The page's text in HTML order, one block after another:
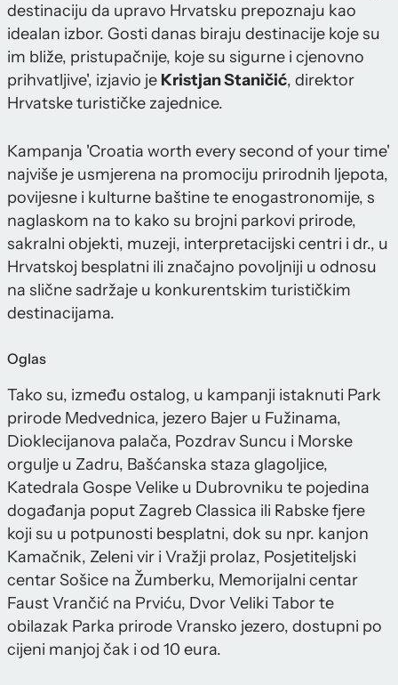
destinaciju da upravo Hrvatsku prepoznaju kao
idealan izbor. Gosti danas biraju destinacije koje su
im bliže, pristupačnije, koje su sigurne i cjenovno
prihvatljive', izjavio je Kristjan Staničić, direktor
Hrvatske turističke zajednice.
Kampanja 'Croatia worth every second of your time'
najviše je usmjerena na promociju prirodnih ljepota,
povijesne i kulturne baštine te enogastronomije, s
naglaskom na to kako su brojni parkovi prirode,
sakralni objekti, muzeji, interpretacijski centri i dr., u
Hrvatskoj besplatni ili značajno povoljniji u odnosu
na slične sadržaje u konkurentskim turističkim
destinacijama.
Oglas
Tako su, između ostalog, u kampanji istaknuti Park
prirode Medvednica, jezero Bajer u Fužinama,
Dioklecijanova palača, Pozdrav Suncu i Morske
orgulje u Zadru, Bašćanska staza glagoljice,
Katedrala Gospe Velike u Dubrovniku te pojedina
događanja poput Zagreb Classica ili Rabske fjere
koji su u potpunosti besplatni, dok su npr. kanjon
Kamačnik, Zeleni vir i Vražji prolaz, Posjetiteljski
centar Sošice na Žumberku, Memorijalni centar
Faust Vrančić na Prviću, Dvor Veliki Tabor te
obilazak Parka prirode Vransko jezero, dostupni po
cijeni manjoj čak i od 10 eura.